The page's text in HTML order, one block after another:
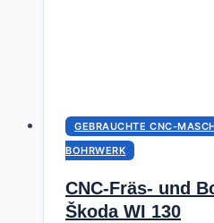
GEBRAUCHTE CNC-
BOHRWERK
CNC-Fräs- und
Škoda WI 130